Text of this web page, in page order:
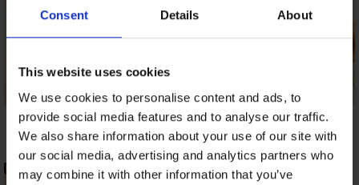
Consent Details About
This website uses cookies
We use cookies to personalise content and ads, to
provide social media features and to analyse our traffic.
We also share information about your use of our site with
our social media, advertising and analytics partners who
may combine it with other information that you’ve
Abeba II bikinifelső
3 550 Ft
Ezer Blue bikinialsó
14 590 Ft
Ezer Black
bikinifelső
27 090 Ft